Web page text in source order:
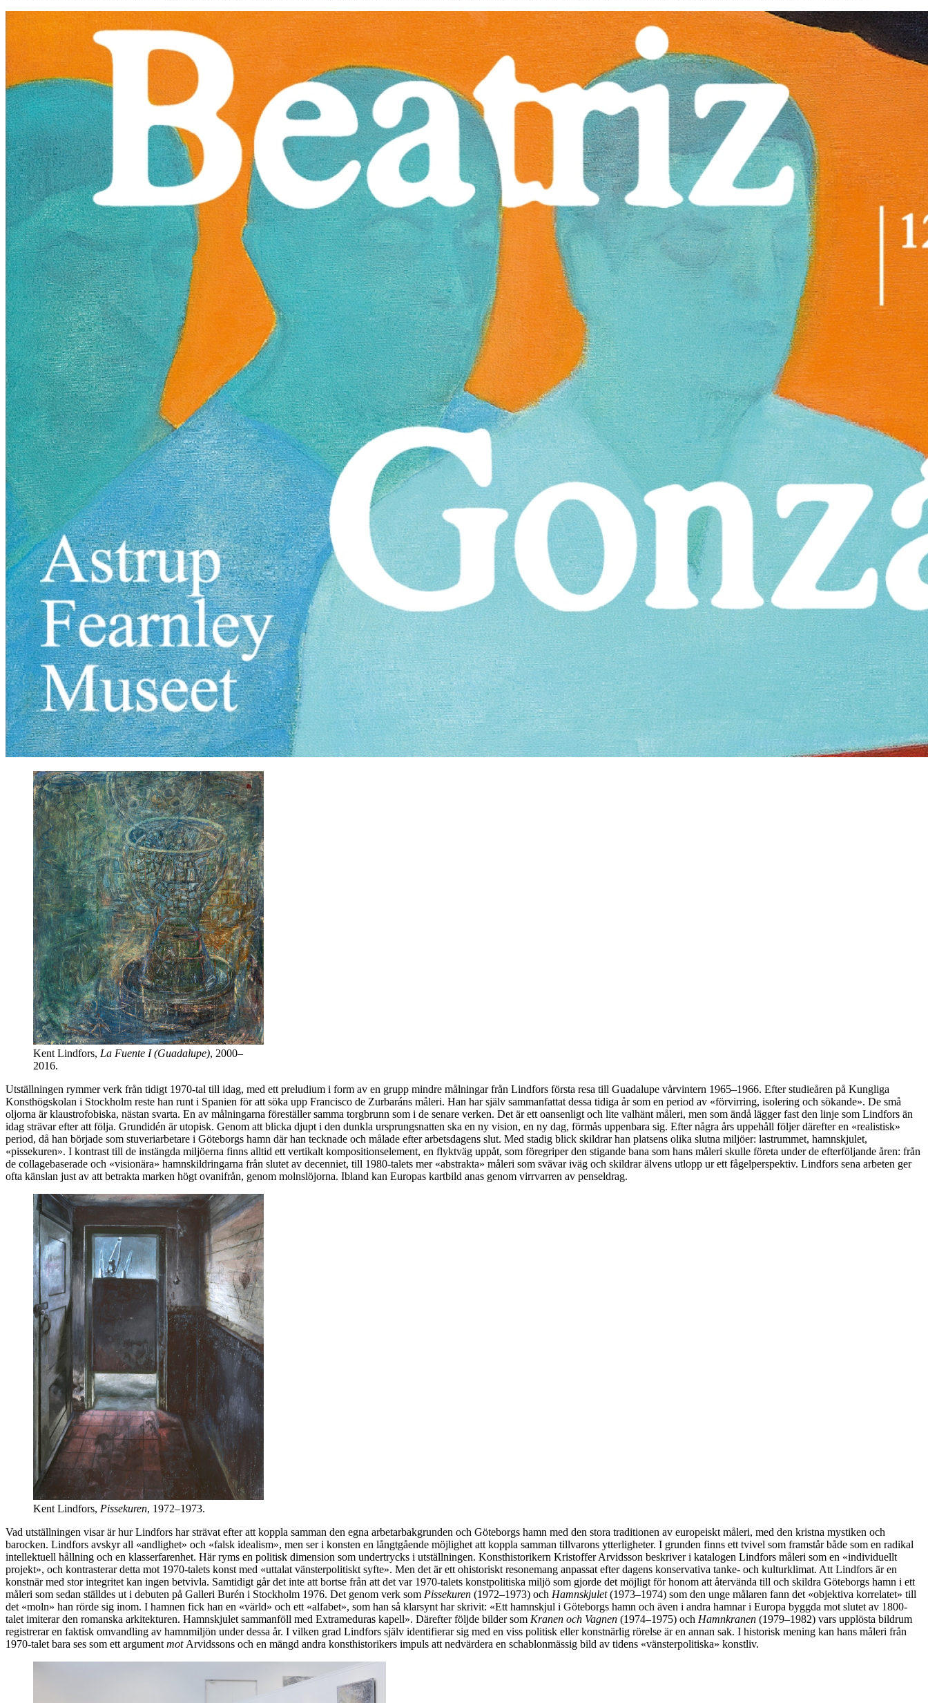
Kent Lindfors, La Fuente I (Guadalupe), 2000–
2016.
Utställningen rymmer verk från tidigt 1970-tal till idag, med ett preludium i form av en grupp mindre målningar från Lindfors första resa till Guadalupe vårvintern 1965–1966. Efter studieåren på Kungliga
Konsthögskolan i Stockholm reste han runt i Spanien för att söka upp Francisco de Zurbaráns måleri. Han har själv sammanfattat dessa tidiga år som en period av «förvirring, isolering och sökande». De små
oljorna är klaustrofobiska, nästan svarta. En av målningarna föreställer samma torgbrunn som i de senare verken. Det är ett oansenligt och lite valhänt måleri, men som ändå lägger fast den linje som Lindfors än
idag strävar efter att följa. Grundidén är utopisk. Genom att blicka djupt i den dunkla ursprungsnatten ska en ny vision, en ny dag, förmås uppenbara sig. Efter några års uppehåll följer därefter en «realistisk»
period, då han började som stuveriarbetare i Göteborgs hamn där han tecknade och målade efter arbetsdagens slut. Med stadig blick skildrar han platsens olika slutna miljöer: lastrummet, hamnskjulet,
«pissekuren». I kontrast till de instängda miljöerna finns alltid ett vertikalt kompositionselement, en flyktväg uppåt, som föregriper den stigande bana som hans måleri skulle företa under de efterföljande åren: från
de collagebaserade och «visionära» hamnskildringarna från slutet av decenniet, till 1980-talets mer «abstrakta» måleri som svävar iväg och skildrar älvens utlopp ur ett fågelperspektiv. Lindfors sena arbeten ger
ofta känslan just av att betrakta marken högt ovanifrån, genom molnslöjorna. Ibland kan Europas kartbild anas genom virrvarren av penseldrag.
Kent Lindfors, Pissekuren, 1972–1973.
Vad utställningen visar är hur Lindfors har strävat efter att koppla samman den egna arbetarbakgrunden och Göteborgs hamn med den stora traditionen av europeiskt måleri, med den kristna mystiken och
barocken. Lindfors avskyr all «andlighet» och «falsk idealism», men ser i konsten en långtgående möjlighet att koppla samman tillvarons ytterligheter. I grunden finns ett tvivel som framstår både som en radikal
intellektuell hållning och en klasserfarenhet. Här ryms en politisk dimension som undertrycks i utställningen. Konsthistorikern Kristoffer Arvidsson beskriver i katalogen Lindfors måleri som en «individuellt
projekt», och kontrasterar detta mot 1970-talets konst med «uttalat vänsterpolitiskt syfte». Men det är ett ohistoriskt resonemang anpassat efter dagens konservativa tanke- och kulturklimat. Att Lindfors är en
konstnär med stor integritet kan ingen betvivla. Samtidigt går det inte att bortse från att det var 1970-talets konstpolitiska miljö som gjorde det möjligt för honom att återvända till och skildra Göteborgs hamn i ett
måleri som sedan ställdes ut i debuten på Galleri Burén i Stockholm 1976. Det genom verk som Pissekuren (1972–1973) och Hamnskjulet(1973–1974) som den unge målaren fann det «objektiva korrelatet» till
det «moln» han rörde sig inom. I hamnen fick han en «värld» och ett «alfabet», som han så klarsynt har skrivit: «Ett hamnskjul i Göteborgs hamn och även i andra hamnar i Europa byggda mot slutet av 1800-
talet imiterar den romanska arkitekturen. Hamnskjulet sammanföll med Extrameduras kapell». Därefter följde bilder som Kranen och Vagnen (1974–1975) och Hamnkranen (1979–1982) vars upplösta bildrum
registrerar en faktisk omvandling av hamnmiljön under dessa år. I vilken grad Lindfors själv identifierar sig med en viss politisk eller konstnärlig rörelse är en annan sak. I historisk mening kan hans måleri från
1970-talet bara ses som ett argument mot Arvidssons och en mängd andra konsthistorikers impuls att nedvärdera en schablonmässig bild av tidens «vänsterpolitiska» konstliv.